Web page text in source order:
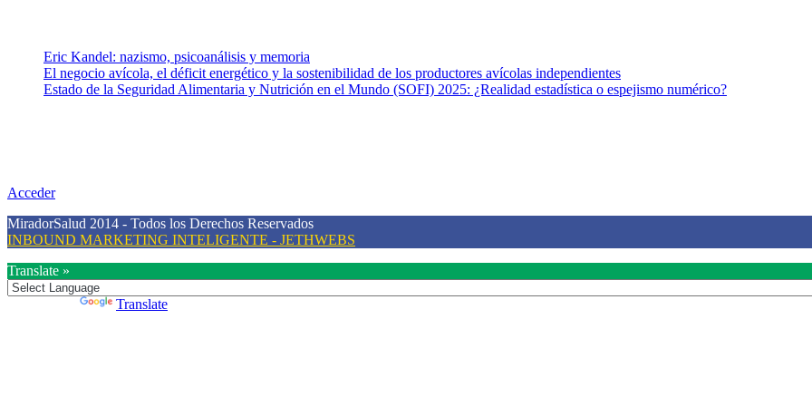
Eric Kandel: nazismo, psicoanálisis y memoria
El negocio avícola, el déficit energético y la sostenibilidad de los productores avícolas independientes
Estado de la Seguridad Alimentaria y Nutrición en el Mundo (SOFI) 2025: ¿Realidad estadística o espejismo numérico?
Acceder
MiradorSalud 2014 - Todos los Derechos Reservados
INBOUND MARKETING INTELIGENTE - JETHWEBS
Translate »
Translate